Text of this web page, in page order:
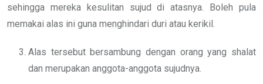
sehingga mereka kesulitan sujud di atasnya. Boleh pula
memakai alas ini guna menghindari duri atau kerikil.
Alas tersebut bersambung dengan orang yang shalat
dan merupakan anggota-anggota sujudnya.